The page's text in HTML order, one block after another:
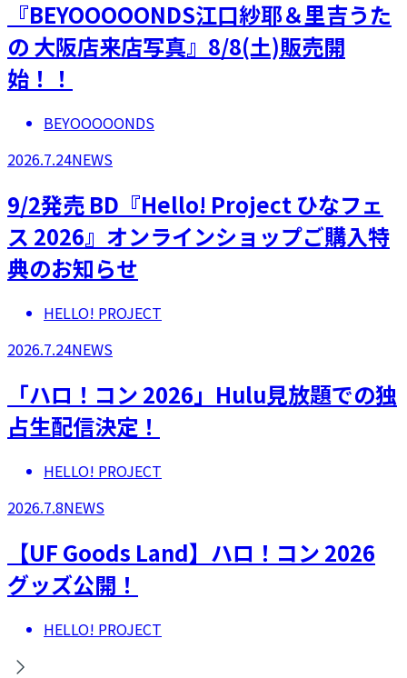
『BEYOOOOONDS江口紗耶＆里吉うた
の 大阪店来店写真』8/8(土)販売開
始！！
BEYOOOOONDS
2026.7.24NEWS
9/2発売 BD『Hello! Project ひなフェ
ス 2026』オンラインショップご購入特
典のお知らせ
HELLO! PROJECT
2026.7.24NEWS
「ハロ！コン 2026」Hulu見放題での独
占生配信決定！
HELLO! PROJECT
2026.7.8NEWS
【UF Goods Land】ハロ！コン 2026
グッズ公開！
HELLO! PROJECT